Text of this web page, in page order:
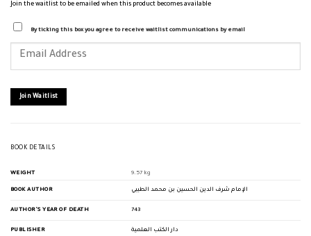
Join the waitlist to be emailed when this product becomes available
By ticking this box you agree to receive waitlist communications by email
your
joinJoin Waitlist
BOOK DETAILS
WEIGHT 9.57 kg
BOOK AUTHOR الإمام شرف الدين الحسين بن محمد الطيبي
AUTHOR'S YEAR OF DEATH 743
PUBLISHER دار الكتب العلمية